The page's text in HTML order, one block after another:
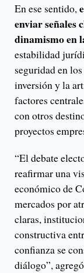
En ese sentido,
enviar señales
dinamismo en
estabilidad
seguridad en
inversión y la
factores
con otros
proyectos
“El debate
reafirmar una
económico de
mercados por
claras,
constructiva
confianza se
diálogo”,